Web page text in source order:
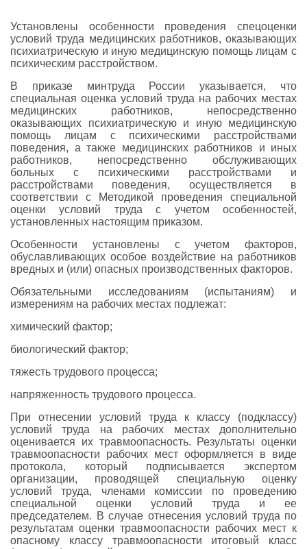
Установлены особенности проведения спецоценки
условий труда медицинских работников, оказывающих
психиатрическую и иную медицинскую помощь лицам с
психическим расстройством.
В приказе минтруда России указывается, что
специальная оценка условий труда на рабочих местах
медицинских работников, непосредственно
оказывающих психиатрическую и иную медицинскую
помощь лицам с психическими расстройствами
поведения, а также медицинских работников и иных
работников, непосредственно обслуживающих
больных с психическими расстройствами и
расстройствами поведения, осуществляется в
соответствии с Методикой проведения специальной
оценки условий труда с учетом особенностей,
установленных настоящим приказом.
Особенности установлены с учетом факторов,
обуславливающих особое воздействие на работников
вредных и (или) опасных производственных факторов.
Обязательными исследованиям (испытаниям) и
измерениям на рабочих местах подлежат:
химический фактор;
биологический фактор;
тяжесть трудового процесса;
напряженность трудового процесса.
При отнесении условий труда к классу (подклассу)
условий труда на рабочих местах дополнительно
оценивается их травмоопасность. Результаты оценки
травмоопасности рабочих мест оформляется в виде
протокола, который подписывается экспертом
организации, проводящей специальную оценку
условий труда, членами комиссии по проведению
специальной оценки условий труда и ее
председателем. В случае отнесения условий труда по
результатам оценки травмоопасности рабочих мест к
опасному классу травмоопасности итоговый класс